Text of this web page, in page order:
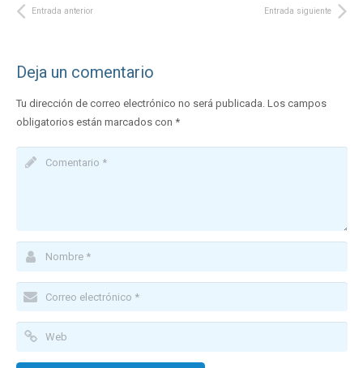
Entrada anterior Entrada siguiente
Deja un comentario
Tu dirección de correo electrónico no será publicada. Los campos
obligatorios están marcados con *